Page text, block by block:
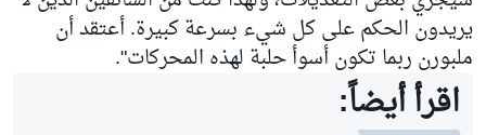
يريدون الحكم على كل شيء بسرعة كبيرة. أعتقد أن
ملبورن ربما تكون أسوأ حلبة لهذه المحركات".
اقرأ أيضاً: